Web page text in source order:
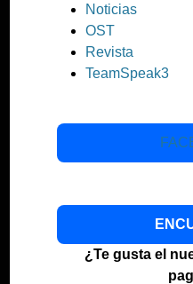
Noticias
OST
Revista
TeamSpeak3
¿Te gusta el